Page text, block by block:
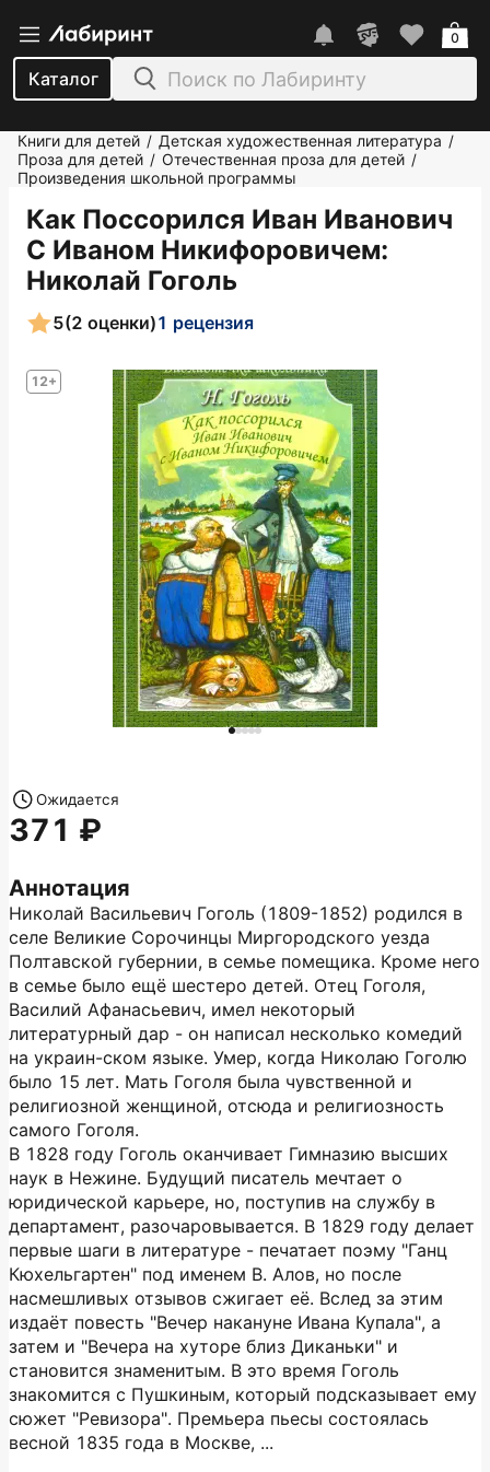
Каталог
0
Книги для детей / Детская художественная литература /
Проза для детей / Отечественная проза для детей /
Произведения школьной программы
Как Поссорился Иван Иванович
С Иваном Никифоровичем:
Николай Гоголь
12+
5(2 оценки)1 рецензия
Аннотация
Николай Васильевич Гоголь (1809-1852) родился в
селе Великие Сорочинцы Миргородского уезда
Полтавской губернии, в семье помещика. Кроме него
в семье было ещё шестеро детей. Отец Гоголя,
Василий Афанасьевич, имел некоторый
литературный дар - он написал несколько комедий
на украин-ском языке. Умер, когда Николаю Гоголю
было 15 лет. Мать Гоголя была чувственной и
религиозной женщиной, отсюда и религиозность
самого Гоголя.
В 1828 году Гоголь оканчивает Гимназию высших
наук в Нежине. Будущий писатель мечтает о
юридической карьере, но, поступив на службу в
департамент, разочаровывается. В 1829 году делает
первые шаги в литературе - печатает поэму "Ганц
Кюхельгартен" под именем В. Алов, но после
насмешливых отзывов сжигает её. Вслед за этим
издаёт повесть "Вечер накануне Ивана Купала", а
затем и "Вечера на хуторе близ Диканьки" и
становится знаменитым. В это время Гоголь
знакомится с Пушкиным, который подсказывает ему
сюжет "Ревизора". Премьера пьесы состоялась
весной 1835 года в Москве, ...
Ожидается
371